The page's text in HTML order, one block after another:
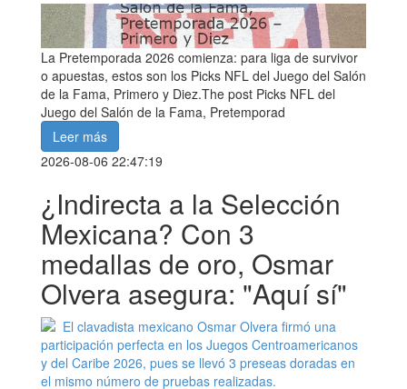
La Pretemporada 2026 comienza: para liga de survivor
o apuestas, estos son los Picks NFL del Juego del Salón
de la Fama, Primero y Diez.The post Picks NFL del
Juego del Salón de la Fama, Pretemporad
Leer más
2026-08-06 22:47:19
¿Indirecta a la Selección
Mexicana? Con 3
medallas de oro, Osmar
Olvera asegura: "Aquí sí"